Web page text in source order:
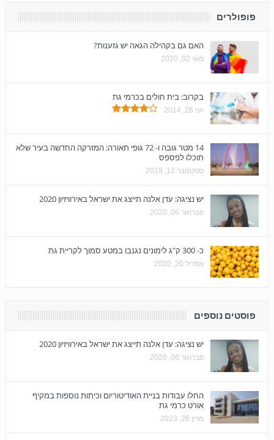
פופולרים
האם גם בקהילה הגאה יש גזענות?
מאי 02, 2020
בקרוב: בית חולים בכרמי גת
יוני 26, 2014
14 מטר גובה ו- 72 גופי תאורה: המזרקה החדשה בעיר שלא
תוכלו לפספס
ספטמבר 12, 2019
יש נציגה: עדן אלנה תייצג את ישראל באירוויזיון 2020
פברואר 06, 2020
כ- 300 ק"ג לימונים נגנבו במטע סמוך לקריית גת
אפריל 20, 2020
פוסטים נוספים
יש נציגה: עדן אלנה תייצג את ישראל באירוויזיון 2020
פברואר 06, 2020
החלו עבודות בניית האודיטוריום וכיתות נוספות במקיף
אורט כרמי גת
מרץ 26, 2023